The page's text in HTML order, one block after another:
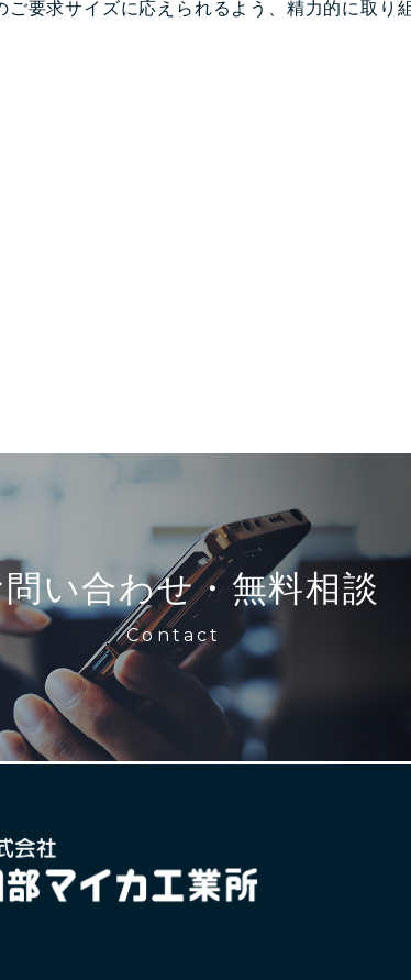
ご要求サイズに応えられるよう、精力的に取り
い合わせ・無料相談
Contact